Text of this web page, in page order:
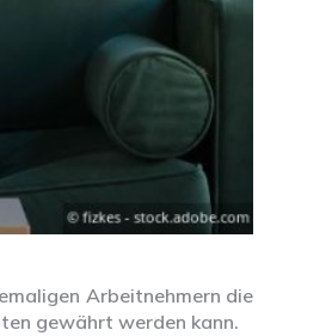
Arbeitnehmern die
gewährt werden kann.